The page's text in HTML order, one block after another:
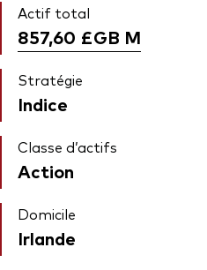
Actif total
857,60 £GB M
Stratégie
Indice
Classe d’actifs
Action
Domicile
Irlande